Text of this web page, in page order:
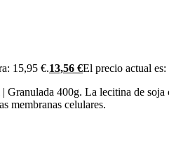
15,95 €.13,56 €El precio actual
Granulada 400g. La lecitina de
membranas celulares.